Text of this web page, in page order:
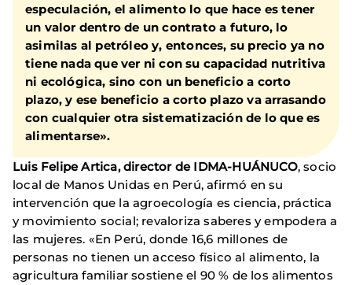
especulación, el alimento lo que hace es tener
un valor dentro de un contrato a futuro, lo
asimilas al petróleo y, entonces, su precio ya no
tiene nada que ver ni con su capacidad nutritiva
ni ecológica, sino con un beneficio a corto
plazo, y ese beneficio a corto plazo va arrasando
con cualquier otra sistematización de lo que es
alimentarse».
Luis Felipe Artica, director de IDMA-HUÁNUCO, socio
local de Manos Unidas en Perú, afirmó en su
intervención que la agroecología es ciencia, práctica
y movimiento social; revaloriza saberes y empodera a
las mujeres. «En Perú, donde 16,6 millones de
personas no tienen un acceso físico al alimento, la
agricultura familiar sostiene el 90 % de los alimentos